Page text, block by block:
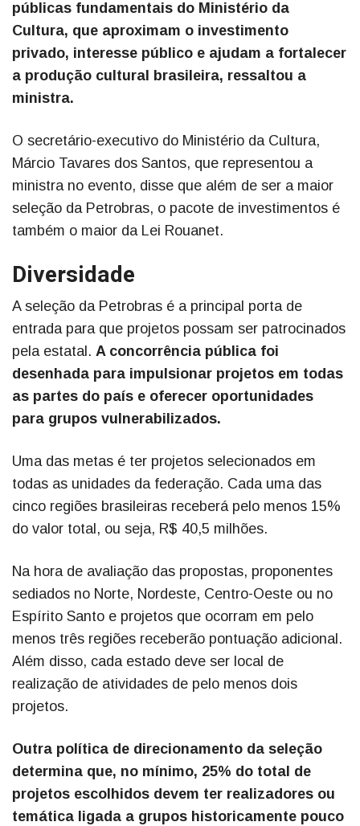
públicas fundamentais do Ministério da
Cultura, que aproximam o investimento
privado, interesse público e ajudam a fortalecer
a produção cultural brasileira, ressaltou a
ministra.
O secretário-executivo do Ministério da Cultura,
Márcio Tavares dos Santos, que representou a
ministra no evento, disse que além de ser a maior
seleção da Petrobras, o pacote de investimentos é
também o maior da Lei Rouanet.
Diversidade
A seleção da Petrobras é a principal porta de
entrada para que projetos possam ser patrocinados
pela estatal. A concorrência pública foi
desenhada para impulsionar projetos em todas
as partes do país e oferecer oportunidades
para grupos vulnerabilizados.
Uma das metas é ter projetos selecionados em
todas as unidades da federação. Cada uma das
cinco regiões brasileiras receberá pelo menos 15%
do valor total, ou seja, R$ 40,5 milhões.
Na hora de avaliação das propostas, proponentes
sediados no Norte, Nordeste, Centro-Oeste ou no
Espírito Santo e projetos que ocorram em pelo
menos três regiões receberão pontuação adicional.
Além disso, cada estado deve ser local de
realização de atividades de pelo menos dois
projetos.
Outra política de direcionamento da seleção
determina que, no mínimo, 25% do total de
projetos escolhidos devem ter realizadores ou
temática ligada a grupos historicamente pouco